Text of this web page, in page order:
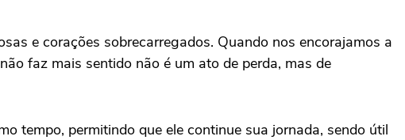
e corações sobrecarregados. Quando nos encorajamos a
faz mais sentido não é um ato de perda, mas de
tempo, permitindo que ele continue sua jornada, sendo útil